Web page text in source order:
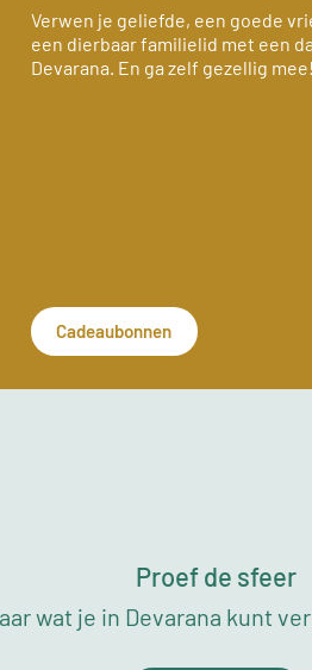
Verwen je geliefde, een goede
een dierbaar familielid met een
Devarana. En ga zelf gezellig mee!
Cadeaubonnen
Proef de sfeer
wat je in Devarana kunt